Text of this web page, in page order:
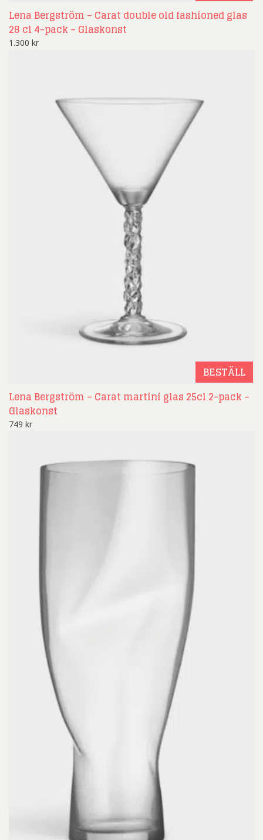
Lena Bergström – Carat double old fashioned glas
28 cl 4-pack – Glaskonst
1.300 kr
BESTÄLL
Lena Bergström – Carat martini glas 25cl 2-pack –
Glaskonst
749 kr